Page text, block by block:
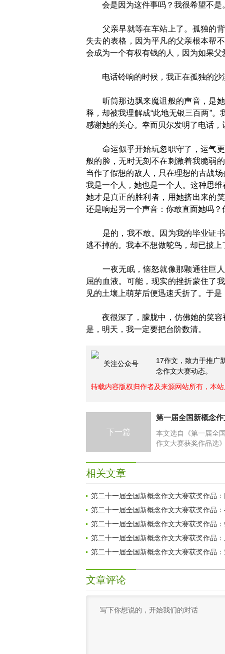
会是因为这件事吗？我很希望不是
父亲早就等在车站上了。孤独的背
失去的表格，因为平凡的父亲根本帮
会成为一个有权有钱的人，因为如果父
电话铃响的时候，我正在孤独的沙
听筒那边飘来魔诅般的声音，是她
释，却被我理解成“此地无银三百两”
感谢她的关心。幸而贝尔发明了电话，
命运似乎开始玩忽职守了，运气更
般的脸，无时无刻不在刺激着我脆弱
当作了假想的敌人，只在理想的古战场
我是一个人，她也是一个人。这种思
她才是真正的胜利者，用她挤出来的
还是响起另一个声音：你敢直面她吗？
是的，我不敢。因为我的毕业证书
逃不掉的。我本不想做鸵鸟，却已披上
一夜无眠，恼怒就像那颗通往巨人
屈的血液。可能，现实的挫折蒙住了
见的土壤上萌芽后便迅速夭折了。于
夜很深了，朦胧中，仿佛她的笑容
是，明天，我一定要把台阶数清。
关注公众号
17作文，致力于推广
念作文大赛动态。
转载内容版权归作者及来源网站所有，本站
下一篇
本文选自《第一届全
作文大赛获奖作品选》
多想去西藏的人
相关文章
第二十一届全国新概念作文大赛获奖作品：
第二十一届全国新概念作文大赛获奖作品：
第二十一届全国新概念作文大赛获奖作品
第二十一届全国新概念作文大赛获奖作品：
第二十一届全国新概念作文大赛获奖作品
文章评论